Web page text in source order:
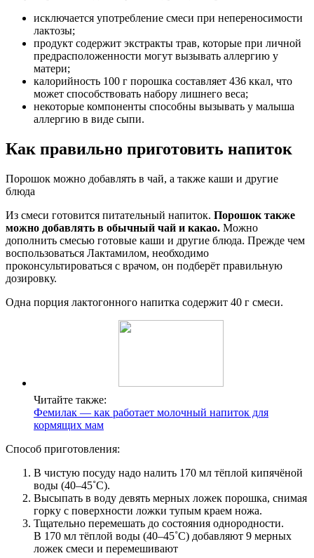
исключается употребление смеси при непереносимости
лактозы;
продукт содержит экстракты трав, которые при личной
предрасположенности могут вызывать аллергию у
матери;
калорийность 100 г порошка составляет 436 ккал, что
может способствовать набору лишнего веса;
некоторые компоненты способны вызывать у малыша
аллергию в виде сыпи.
Как правильно приготовить напиток
Порошок можно добавлять в чай, а также каши и другие
блюда
Из смеси готовится питательный напиток. Порошок также
можно добавлять в обычный чай и какао. Можно
дополнить смесью готовые каши и другие блюда. Прежде чем
воспользоваться Лактамилом, необходимо
проконсультироваться с врачом, он подберёт правильную
дозировку.
Одна порция лактогонного напитка содержит 40 г смеси.
Читайте также:
Фемилак — как работает молочный напиток для
кормящих мам
Способ приготовления:
В чистую посуду надо налить 170 мл тёплой кипячёной
воды (40–45˚С).
Высыпать в воду девять мерных ложек порошка, снимая
горку с поверхности ложки тупым краем ножа.
Тщательно перемешать до состояния однородности.
В 170 мл тёплой воды (40–45˚С) добавляют 9 мерных
ложек смеси и перемешивают